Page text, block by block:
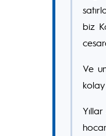
biz
Ve